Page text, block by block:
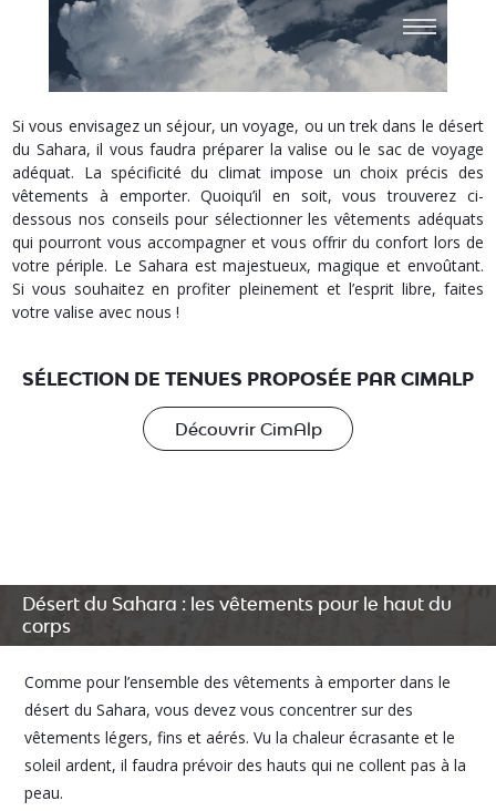
Si vous envisagez un séjour, un voyage, ou un trek dans le désert
du Sahara, il vous faudra préparer la valise ou le sac de voyage
adéquat. La spécificité du climat impose un choix précis des
vêtements à emporter. Quoiqu’il en soit, vous trouverez ci-
dessous nos conseils pour sélectionner les vêtements adéquats
qui pourront vous accompagner et vous offrir du confort lors de
votre périple. Le Sahara est majestueux, magique et envoûtant.
Si vous souhaitez en profiter pleinement et l’esprit libre, faites
votre valise avec nous !
SÉLECTION DE TENUES PROPOSÉE PAR CIMALP
Découvrir CimAlp
Désert du Sahara : les vêtements pour le haut du
corps
Comme pour l’ensemble des vêtements à emporter dans le
désert du Sahara, vous devez vous concentrer sur des
vêtements légers, fins et aérés. Vu la chaleur écrasante et le
soleil ardent, il faudra prévoir des hauts qui ne collent pas à la
peau.